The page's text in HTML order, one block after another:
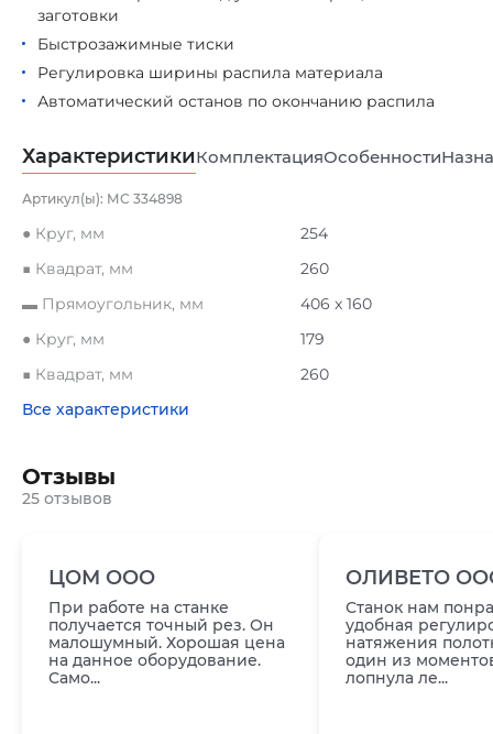
заготовки
Быстрозажимные тиски
Регулировка ширины распила материала
Автоматический останов по окончанию распила
ХарактеристикиКомплектацияОсобенности
Артикул(ы): МС 334898
● Круг, мм
254
■ Квадрат, мм
260
▬ Прямоугольник, мм
406 x 160
● Круг, мм
179
■ Квадрат, мм
260
Все характеристики
Отзывы
25 отзывов
ЦОМ ООО
При работе на станке
получается точный рез. Он
малошумный. Хорошая цена
на данное оборудование.
Само...
ОЛИВЕТО
Станок нам
удобная
натяжения
один из
лопнула ле...